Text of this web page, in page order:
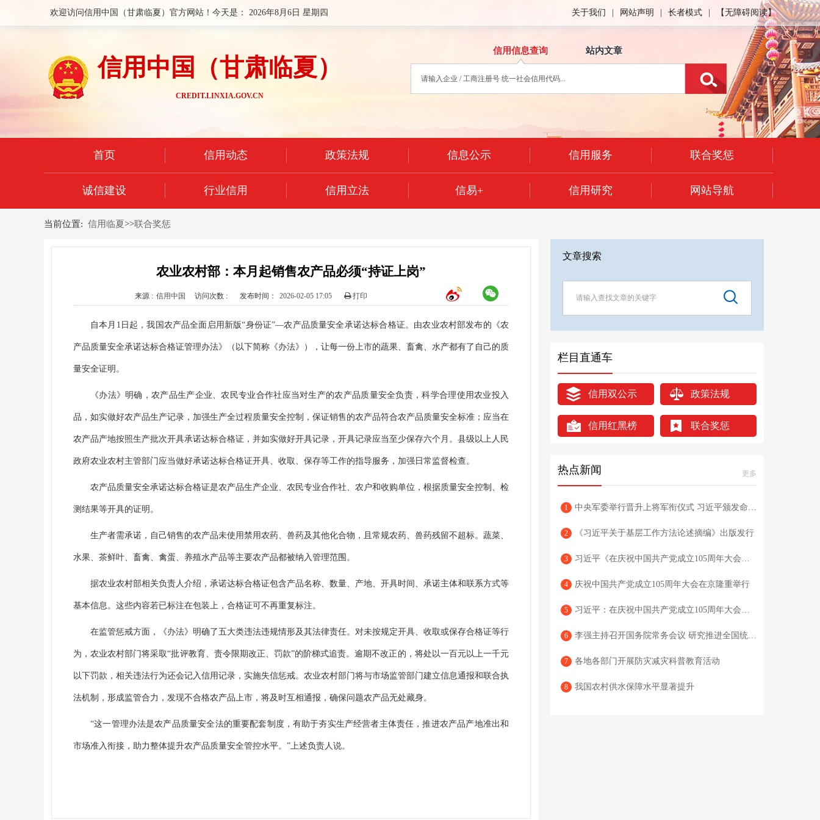
欢迎访问信用中国（甘肃临夏）官方网站！今天是： 2026年8月6日 星期四 关于我们 网站声明 长者模式 【无障碍阅读】
信用中国（甘肃临夏）
CREDIT.LINXIA.GOV.CN
信用信息查询 站内文章
首页 信用动态 政策法规 信息公示 信用服务 联合奖惩
诚信建设 行业信用 信用立法 信易+ 信用研究 网站导航
当前位置: 信用临夏>>联合奖惩
农业农村部：本月起销售农产品必须“持证上岗”
来源 : 信用中国 访问次数 : 发布时间： 2026-02-05 17:05 打印
自本月1日起，我国农产品全面启用新版“身份证”—农产品质量安全承诺达标合格证。由农业农村部发布的《农
产品质量安全承诺达标合格证管理办法》（以下简称《办法》），让每一份上市的蔬果、畜禽、水产都有了自己的质
量安全证明。
《办法》明确，农产品生产企业、农民专业合作社应当对生产的农产品质量安全负责，科学合理使用农业投入
品，如实做好农产品生产记录，加强生产全过程质量安全控制，保证销售的农产品符合农产品质量安全标准；应当在
农产品产地按照生产批次开具承诺达标合格证，并如实做好开具记录，开具记录应当至少保存六个月。县级以上人民
政府农业农村主管部门应当做好承诺达标合格证开具、收取、保存等工作的指导服务，加强日常监督检查。
农产品质量安全承诺达标合格证是农产品生产企业、农民专业合作社、农户和收购单位，根据质量安全控制、检
测结果等开具的证明。
生产者需承诺，自己销售的农产品未使用禁用农药、兽药及其他化合物，且常规农药、兽药残留不超标。蔬菜、
水果、茶鲜叶、畜禽、禽蛋、养殖水产品等主要农产品都被纳入管理范围。
据农业农村部相关负责人介绍，承诺达标合格证包含产品名称、数量、产地、开具时间、承诺主体和联系方式等
基本信息。这些内容若已标注在包装上，合格证可不再重复标注。
在监管惩戒方面，《办法》明确了五大类违法违规情形及其法律责任。对未按规定开具、收取或保存合格证等行
为，农业农村部门将采取“批评教育、责令限期改正、罚款”的阶梯式追责。逾期不改正的，将处以一百元以上一千元
以下罚款，相关违法行为还会记入信用记录，实施失信惩戒。农业农村部门将与市场监管部门建立信息通报和联合执
法机制，形成监管合力，发现不合格农产品上市，将及时互相通报，确保问题农产品无处藏身。
“这一管理办法是农产品质量安全法的重要配套制度，有助于夯实生产经营者主体责任，推进农产品产地准出和
市场准入衔接，助力整体提升农产品质量安全管控水平。”上述负责人说。
文章搜索
栏目直通车
信用双公示 政策法规
信用红黑榜 联合奖惩
更多
热点新闻
1 中央军委举行晋升上将军衔仪式 习近平颁发命令状并向晋衔的军官表示祝贺
2 《习近平关于基层工作方法论述摘编》出版发行
3 习近平《在庆祝中国共产党成立105周年大会上的讲话》单行本出版
4 庆祝中国共产党成立105周年大会在京隆重举行
5 习近平：在庆祝中国共产党成立105周年大会上的讲话
6 李强主持召开国务院常务会议 研究推进全国统一大市场建设有关工作 审议通过《现代化应急体系建设“十五五”规划》 讨论《中华人民共和国中国人民银行法（修订草案）》
7 各地各部门开展防灾减灾科普教育活动
8 我国农村供水保障水平显著提升